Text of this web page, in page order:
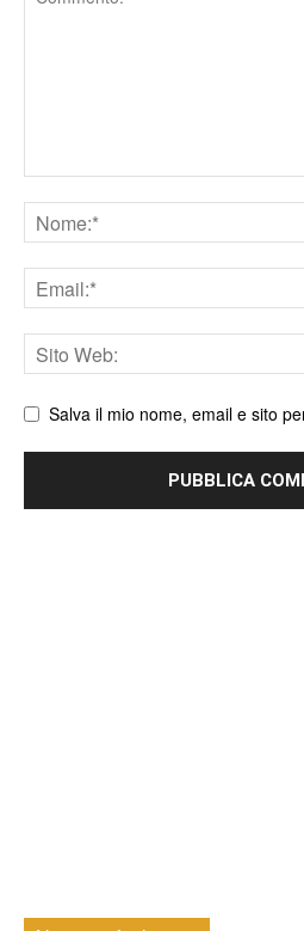
Nome
Email
Sito
web
Salva il mio nome, email e sito